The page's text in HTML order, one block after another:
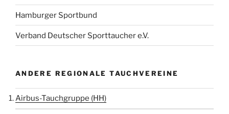
Hamburger Sportbund
Verband Deutscher Sporttaucher e.V.
ANDERE REGIONALE TAUCHVEREINE
Airbus-Tauchgruppe (HH)